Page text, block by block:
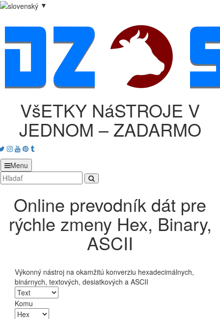
▼
VšETKY NáSTROJE V
JEDNOM – ZADARMO
Twitter
Instagram
Youtube
Pinterest
tumblr
Menu
Online prevodník dát pre
rýchle zmeny Hex, Binary,
ASCII
Výkonný nástroj na okamžitú konverziu hexadecimálnych,
binárnych, textových, desiatkových a ASCII
Komu